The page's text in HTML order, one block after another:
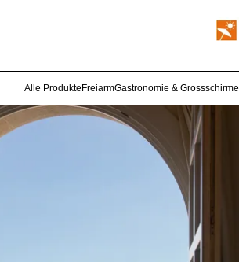
Alle Produkte FreiarmGastronomie & Grossschirme